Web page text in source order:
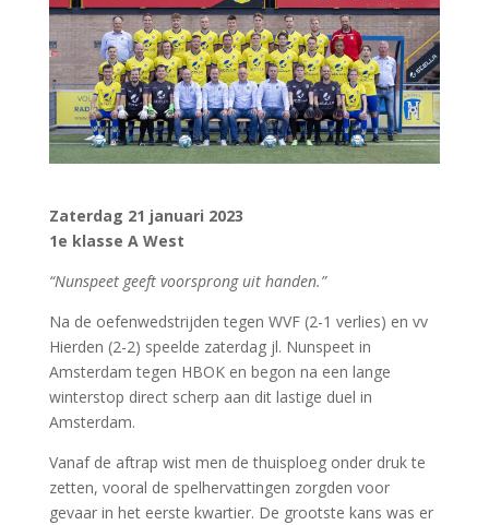
Zaterdag 21 januari 2023
1e klasse A West
“Nunspeet geeft voorsprong uit handen.”
Na de oefenwedstrijden tegen WVF (2-1 verlies) en vv
Hierden (2-2) speelde zaterdag jl. Nunspeet in
Amsterdam tegen HBOK en begon na een lange
winterstop direct scherp aan dit lastige duel in
Amsterdam.
Vanaf de aftrap wist men de thuisploeg onder druk te
zetten, vooral de spelhervattingen zorgden voor
gevaar in het eerste kwartier. De grootste kans was er